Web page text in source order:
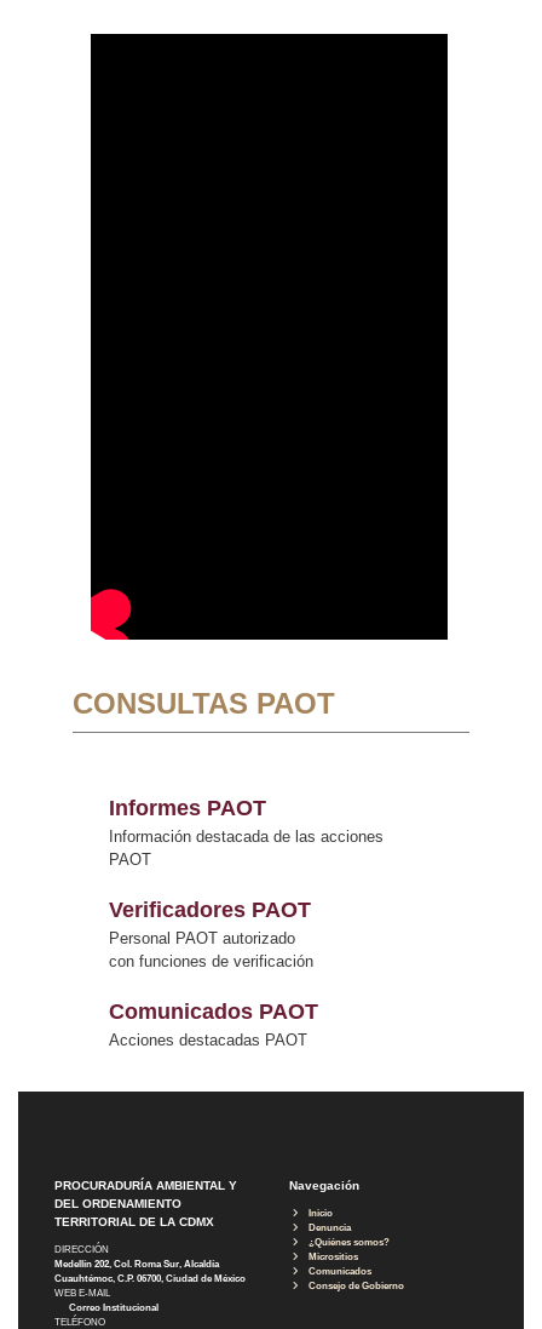
CONSULTAS PAOT
Informes PAOT
Información destacada de las acciones
PAOT
Verificadores PAOT
Personal PAOT autorizado
con funciones de verificación
Comunicados PAOT
Acciones destacadas PAOT
PROCURADURÍA AMBIENTAL Y
DEL ORDENAMIENTO
TERRITORIAL DE LA CDMX
DIRECCIÓN
Medellín 202, Col. Roma Sur, Alcaldía
Cuauhtémoc, C.P. 06700, Ciudad de México
WEB E-MAIL
Correo Institucional
TELÉFONO
Navegación
Inicio
Denuncia
¿Quiénes somos?
Micrositios
Comunicados
Consejo de Gobierno